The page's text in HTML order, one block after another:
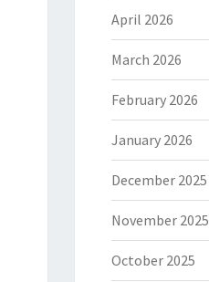
April 2026
March 2026
February 2026
January 2026
December 2025
November 2025
October 2025